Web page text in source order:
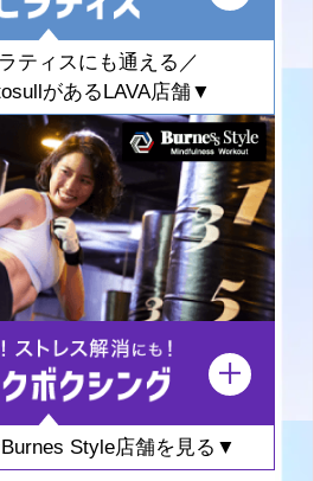
ティスにも通える／
があるLAVA店舗▼
Style店舗を見る▼